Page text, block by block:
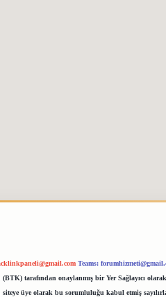
Teams:
tarafından onaylanmış bir Yer Sağlayıcı
üye olarak bu sorumluluğu kabul etmiş